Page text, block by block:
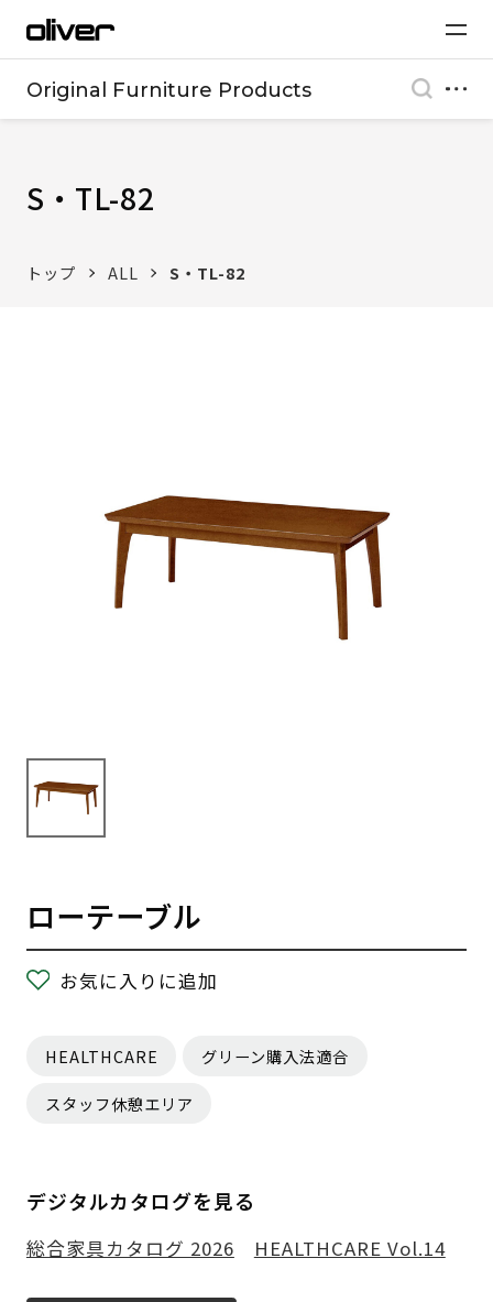
Original Furniture Products
S・TL-82
トップ ALL S・TL-82
ローテーブル
お気に入りに追加
HEALTHCARE グリーン購入法適合
スタッフ休憩エリア
デジタルカタログを見る
総合家具カタログ 2026 HEALTHCARE Vol.14